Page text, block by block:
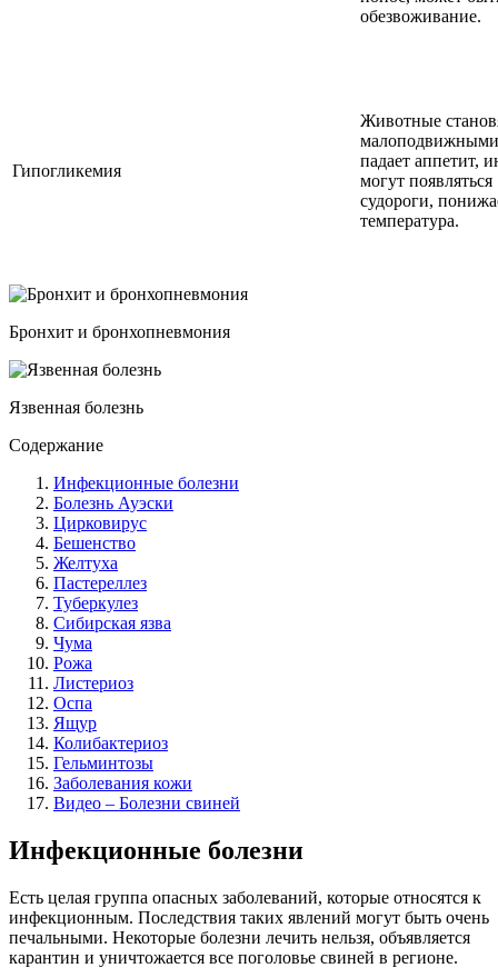
обезвоживание.
Гипогликемия
Животные
падает аппетит,
могут появляться
судороги,
температура.
Бронхит и бронхопневмония
Язвенная болезнь
Содержание
Инфекционные болезни
Болезнь Ауэски
Цирковирус
Бешенство
Желтуха
Пастереллез
Туберкулез
Сибирская язва
Чума
Рожа
Листериоз
Оспа
Ящур
Колибактериоз
Гельминтозы
Заболевания кожи
Видео – Болезни свиней
Инфекционные болезни
Есть целая группа опасных заболеваний, которые относятся к
инфекционным. Последствия таких явлений могут быть очень
печальными. Некоторые болезни лечить нельзя, объявляется
карантин и уничтожается все поголовье свиней в регионе.